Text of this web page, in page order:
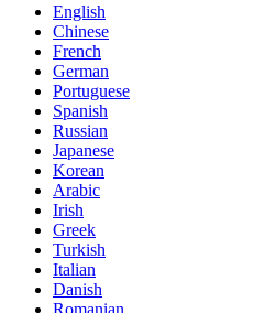
English
Chinese
French
German
Portuguese
Spanish
Russian
Japanese
Korean
Arabic
Irish
Greek
Turkish
Italian
Danish
Romanian